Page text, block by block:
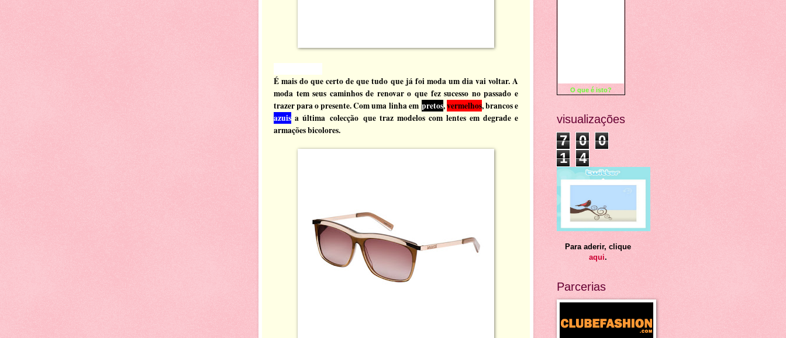
É mais do que certo de que tudo que já foi moda um dia vai voltar. A
moda tem seus caminhos de renovar o que fez sucesso no passado e
trazer para o presente. Com uma linha em pretos,vermelhos, brancos e
azuis a última colecção que traz modelos com lentes em degrade e
armações bicolores.
O que é isto?
visualizações
7 0
0
1
4
Para aderir, clique
aqui.
Parcerias